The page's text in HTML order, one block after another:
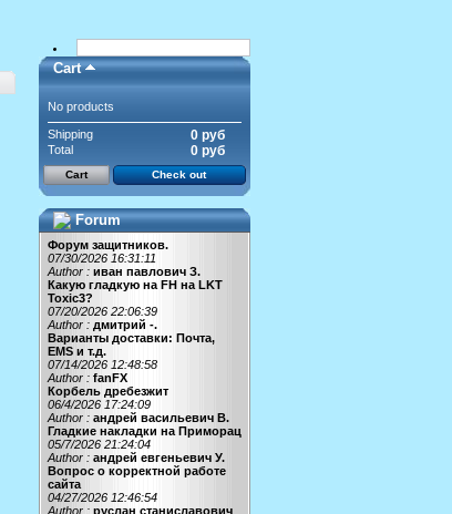
Cart
No products
Shipping 0 руб
Total 0 руб
Cart Check out
Forum
Форум защитников.
07/30/2026 16:31:11
Author : иван павлович З.
Какую гладкую на FH на LKT
Toxic3?
07/20/2026 22:06:39
Author : дмитрий -.
Варианты доставки: Почта,
EMS и т.д.
07/14/2026 12:48:58
Author : fanFX
Корбель дребезжит
06/4/2026 17:24:09
Author : андрей васильевич В.
Гладкие накладки на Приморац
05/7/2026 21:24:04
Author : андрей евгеньевич У.
Вопрос о корректной работе
сайта
04/27/2026 12:46:54
Author : руслан станиславович